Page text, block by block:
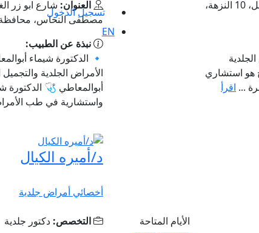
تسجيل الدخول
EN
بجوار الرقابـة الاداريـة - أعلى باشيونيـل، 10 النزهة،
هو استشاري
... اقرأ
العنوان: شارع ابو زر
مصطفى النحاس، محافظة
نبذة عن الطبيب:
🔹 الدكتورة شيماء
الأمراض الجلدية
أبوالمعاطي 🩺 الدكتورة
واستشارية في طب
الأيام المتاحة
د/أميره الكيال
أخصائي أمراض جلدية
التخصص: دكتور جلدية